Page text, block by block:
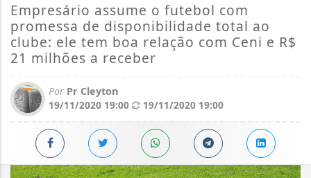
Empresário assume o futebol com
promessa de disponibilidade total ao
clube: ele tem boa relação com Ceni e R$
21 milhões a receber
Por Pr Cleyton
19/11/2020 19:00
19/11/2020 19:00